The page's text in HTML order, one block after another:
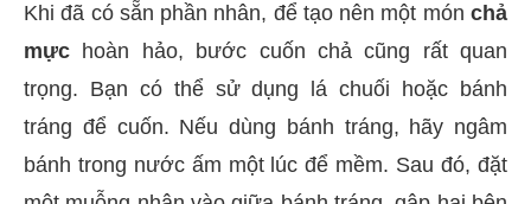
Khi đã có sẵn phần nhân, để tạo nên một món chả
mực hoàn hảo, bước cuốn chả cũng rất quan
trọng. Bạn có thể sử dụng lá chuối hoặc bánh
tráng để cuốn. Nếu dùng bánh tráng, hãy ngâm
bánh trong nước ấm một lúc để mềm. Sau đó, đặt